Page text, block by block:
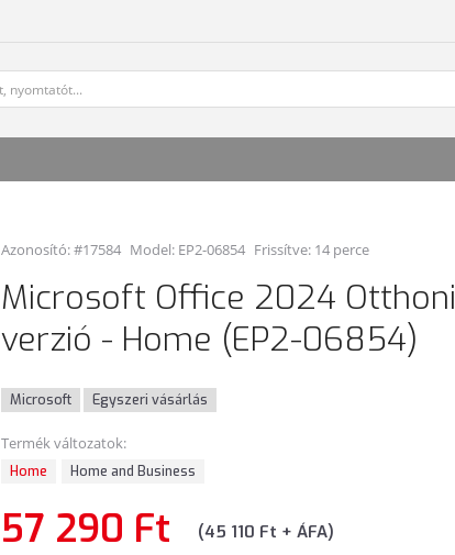
Azonosító: #17584 Model: EP2-06854 Frissítve: 14 perce
Microsoft Office 2024 Otthoni
verzió - Home (EP2-06854)
Microsoft Egyszeri vásárlás
Termék változatok:
Home Home and Business
57 290 Ft (45 110 Ft + ÁFA)